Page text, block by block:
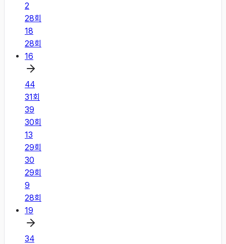
2
28회
18
28회
16
44
31회
39
30회
13
29회
30
29회
9
28회
19
34